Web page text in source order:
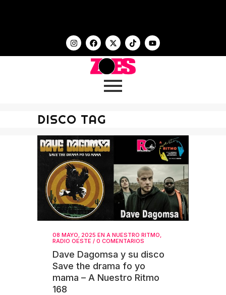
DISCO TAG
08 MAYO, 2025 EN A NUESTRO RITMO
RADIO OESTE / 0 COMENTARIOS
Dave Dagomsa y su disco
Save the drama fo yo
mama – A Nuestro Ritmo
168